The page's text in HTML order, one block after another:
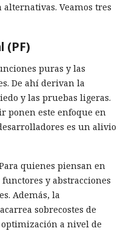
Veamos tres
(PF)
puras y las
De ahí derivan la
y las pruebas ligeras.
ponen este enfoque en
es un alivio
quienes piensan en
y abstracciones
Además, la
sobrecostes de
a nivel de